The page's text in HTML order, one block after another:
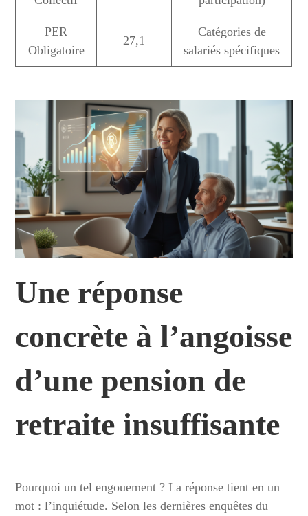
PER
Obligatoire
27,1
Catégories de
salariés spécifiques
Une réponse
concrète à l’angoisse
d’une pension de
retraite insuffisante
Pourquoi un tel engouement ? La réponse tient en un
mot : l’inquiétude. Selon les dernières enquêtes du